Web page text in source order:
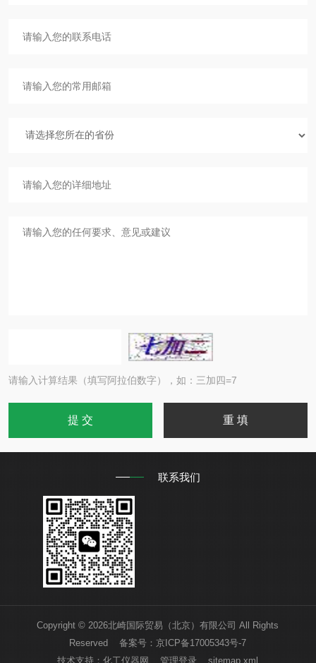
请输入计算结果（填写阿拉伯数字），如：三加四=7
联系我们
Copyright © 2026北崎国际贸易（北京）有限公司 All Rights
Reserved 备案号：京ICP备17005343号-7
技术支持：化工仪器网 管理登录 sitemap.xml